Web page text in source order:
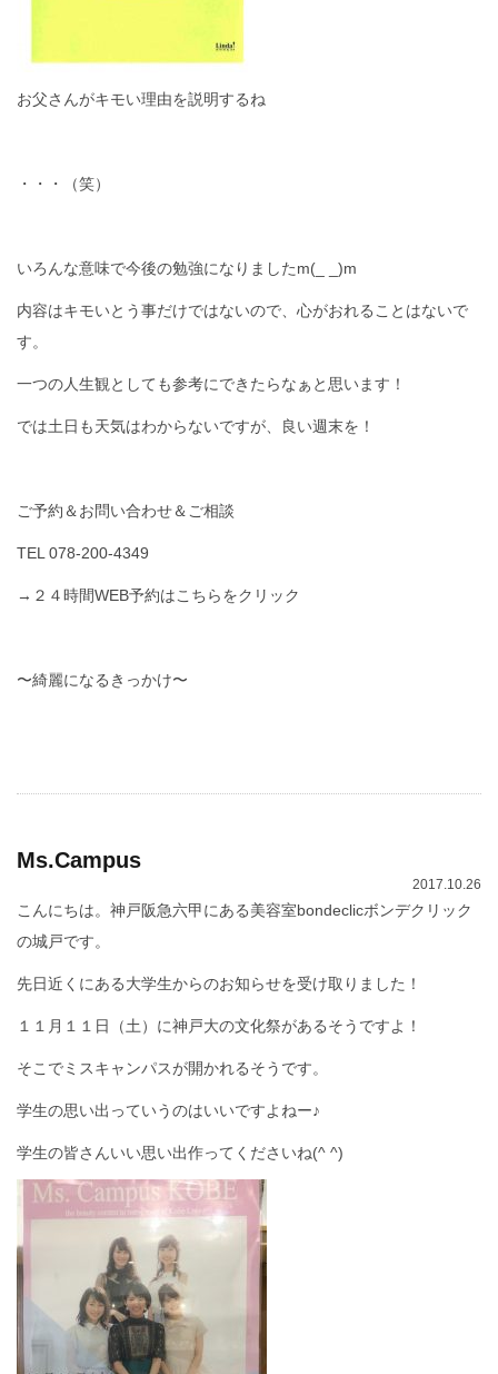
お父さんがキモい理由を説明するね
・・・（笑）
いろんな意味で今後の勉強になりましたm(_ _)m
内容はキモいとう事だけではないので、心がおれることはないで
す。
一つの人生観としても参考にできたらなぁと思います！
では土日も天気はわからないですが、良い週末を！
ご予約＆お問い合わせ＆ご相談
TEL 078-200-4349
→２４時間WEB予約はこちらをクリック
〜綺麗になるきっかけ〜
Ms.Campus
2017.10.26
こんにちは。神戸阪急六甲にある美容室bondeclicボンデクリック
の城戸です。
先日近くにある大学生からのお知らせを受け取りました！
１１月１１日（土）に神戸大の文化祭があるそうですよ！
そこでミスキャンパスが開かれるそうです。
学生の思い出っていうのはいいですよねー♪
学生の皆さんいい思い出作ってくださいね(^ ^)